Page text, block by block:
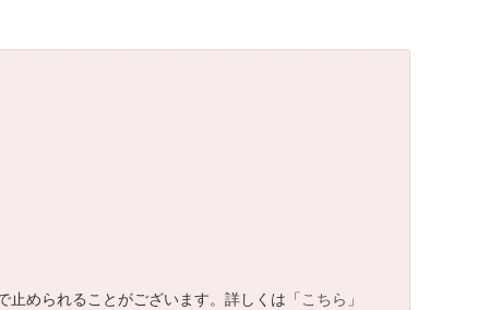
められることがございます。詳しくは「こちら 」